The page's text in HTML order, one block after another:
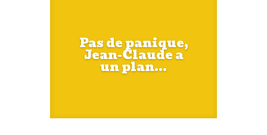
Pas de panique,
Jean-Claude a
un plan...